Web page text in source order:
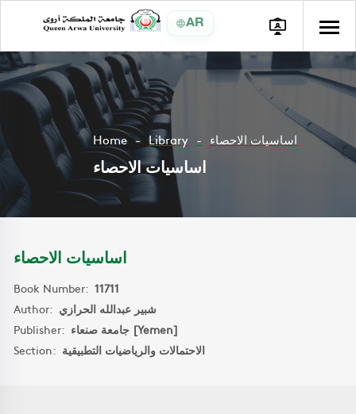
AR
Home Library اساسيات الاحصاء
اساسيات الاحصاء
اساسيات الاحصاء
Book Number: 11711
Author: شبير عبدالله الحرازي
Publisher:
جامعة صنعاء [Yemen]
Section: الاحتمالات والرياضيات التطبيقية